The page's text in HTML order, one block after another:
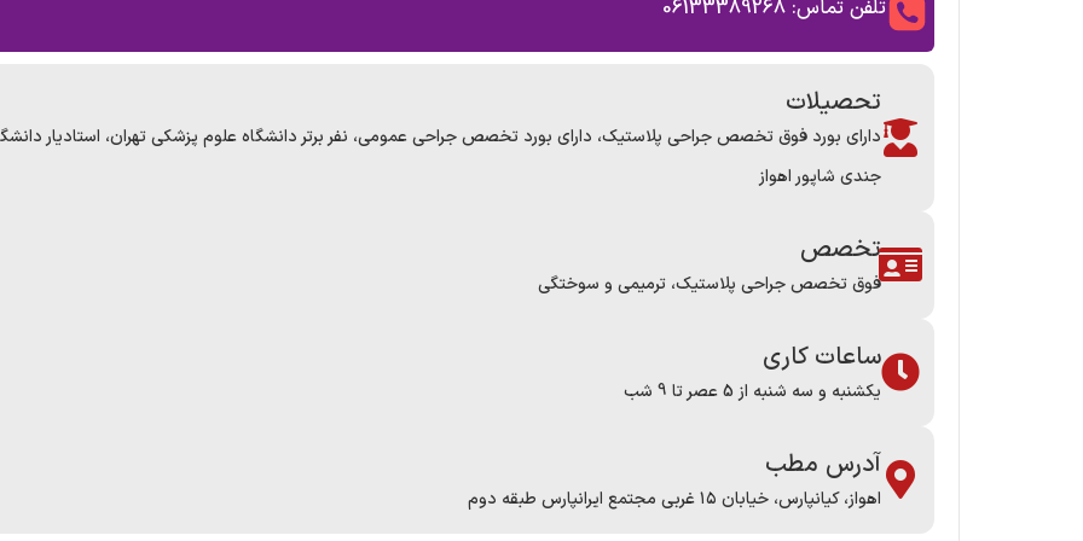
تلفن تماس: 06133389268
تحصیلات
دارای بورد فوق تخصص جراحی پلاستیک، دارای بورد تخصص جراحی عمومی، نفر برتر دانشگاه علوم پزشکی تهران، استادیار
جندی شاپور اهواز
تخصص
فوق تخصص جراحی پلاستیک، ترمیمی و سوختگی
ساعات کاری
یکشنبه و سه شنبه از 5 عصر تا 9 شب
آدرس مطب
اهواز، کیانپارس، خیابان ۱۵ غربی مجتمع ایرانپارس طبقه دوم